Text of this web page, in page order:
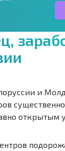
ц, зараб
ии
и
открытым